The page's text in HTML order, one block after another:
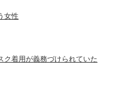
女性
ク着用が義務づけられていた